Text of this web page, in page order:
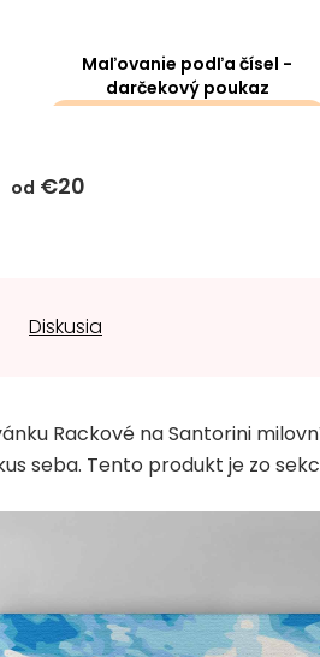
Maľovanie podľa čísel -
darčekový poukaz
od €20
Diskusia
Rackové na Santorini
seba. Tento produkt je zo